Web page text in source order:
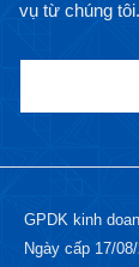
vụ từ chúng tôi.
GPDK kinh
Ngày cấp 17/